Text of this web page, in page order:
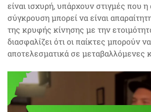
είναι ισχυρή, υπάρχουν στιγμές που
σύγκρουση μπορεί να είναι
της κρυφής κίνησης με την
διασφαλίζει ότι οι παίκτες μπορούν
αποτελεσματικά σε μεταβαλλόμενες